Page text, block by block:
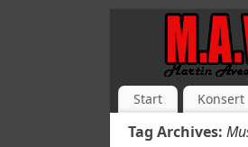
Start Konsert
Tag Archives: